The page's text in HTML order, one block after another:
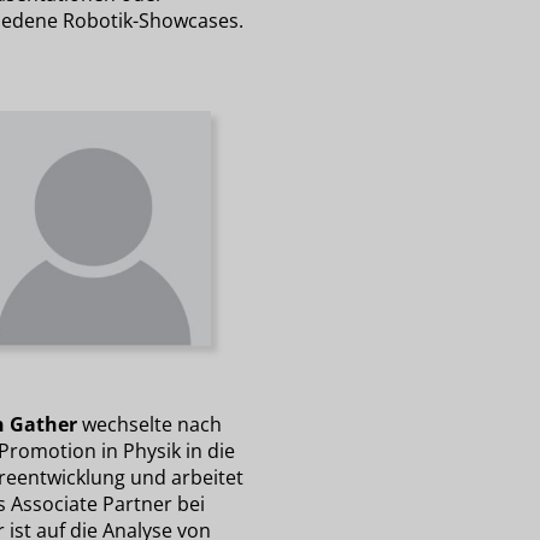
Robotik-Showcases.
Gatherwechselte nach
in Physik in die
und arbeitet
Associate Partner bei
ist auf die Analyse von